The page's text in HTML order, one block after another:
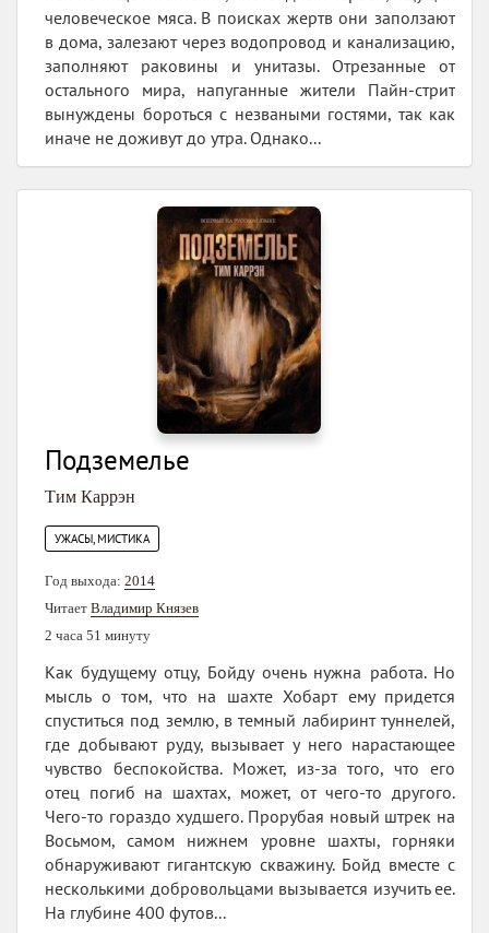
человеческое мяса. В поисках жертв они заползают
в дома, залезают через водопровод и канализацию,
заполняют раковины и унитазы. Отрезанные от
остального мира, напуганные жители Пайн-стрит
вынуждены бороться с незваными гостями, так как
иначе не доживут до утра. Однако...
Подземелье
Тим Каррэн
УЖАСЫ, МИСТИКА
Год выхода: 2014
Читает Владимир Князев
2 часа 51 минуту
Как будущему отцу, Бойду очень нужна работа. Но
мысль о том, что на шахте Хобарт ему придется
спуститься под землю, в темный лабиринт туннелей,
где добывают руду, вызывает у него нарастающее
чувство беспокойства. Может, из-за того, что его
отец погиб на шахтах, может, от чего-то другого.
Чего-то гораздо худшего. Прорубая новый штрек на
Восьмом, самом нижнем уровне шахты, горняки
обнаруживают гигантскую скважину. Бойд вместе с
несколькими добровольцами вызывается изучить ее.
На глубине 400 футов...